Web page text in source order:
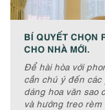
BÍ QUYẾT CHỌN
CHO NHÀ MỚI.
Để hài hòa với
cần chú ý đến
dáng hoa văn sao
và hướng treo rèm